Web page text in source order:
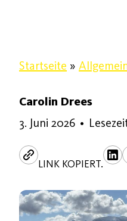
Startseite »
Carolin Drees
3. Juni 20263. Juni
•
LINK KOPIERT.